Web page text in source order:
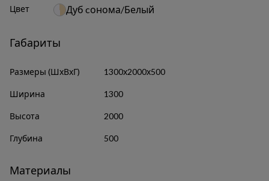
Цвет Дуб cонома/Белый
Габариты
Размеры (ШхВхГ) 1300х2000х500
Ширина 1300
Высота 2000
Глубина 500
Материалы